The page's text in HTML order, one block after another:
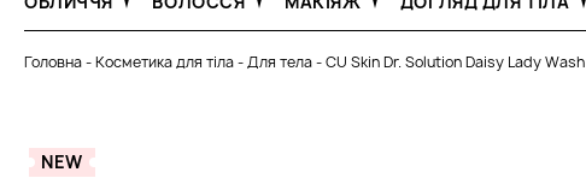
Головна-Косметика для тіла-Для тела-CU Skin Dr. Solution Daisy Lady Wash
NEW